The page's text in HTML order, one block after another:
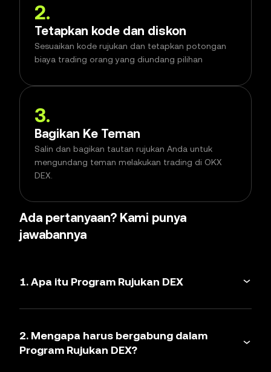
2.
Tetapkan kode dan diskon
Sesuaikan kode rujukan dan tetapkan potongan
biaya trading orang yang diundang pilihan
3.
Bagikan Ke Teman
Salin dan bagikan tautan rujukan Anda untuk
mengundang teman melakukan trading di OKX
DEX.
Ada pertanyaan? Kami punya
jawabannya
1. Apa itu Program Rujukan DEX
2. Mengapa harus bergabung dalam
Program Rujukan DEX?